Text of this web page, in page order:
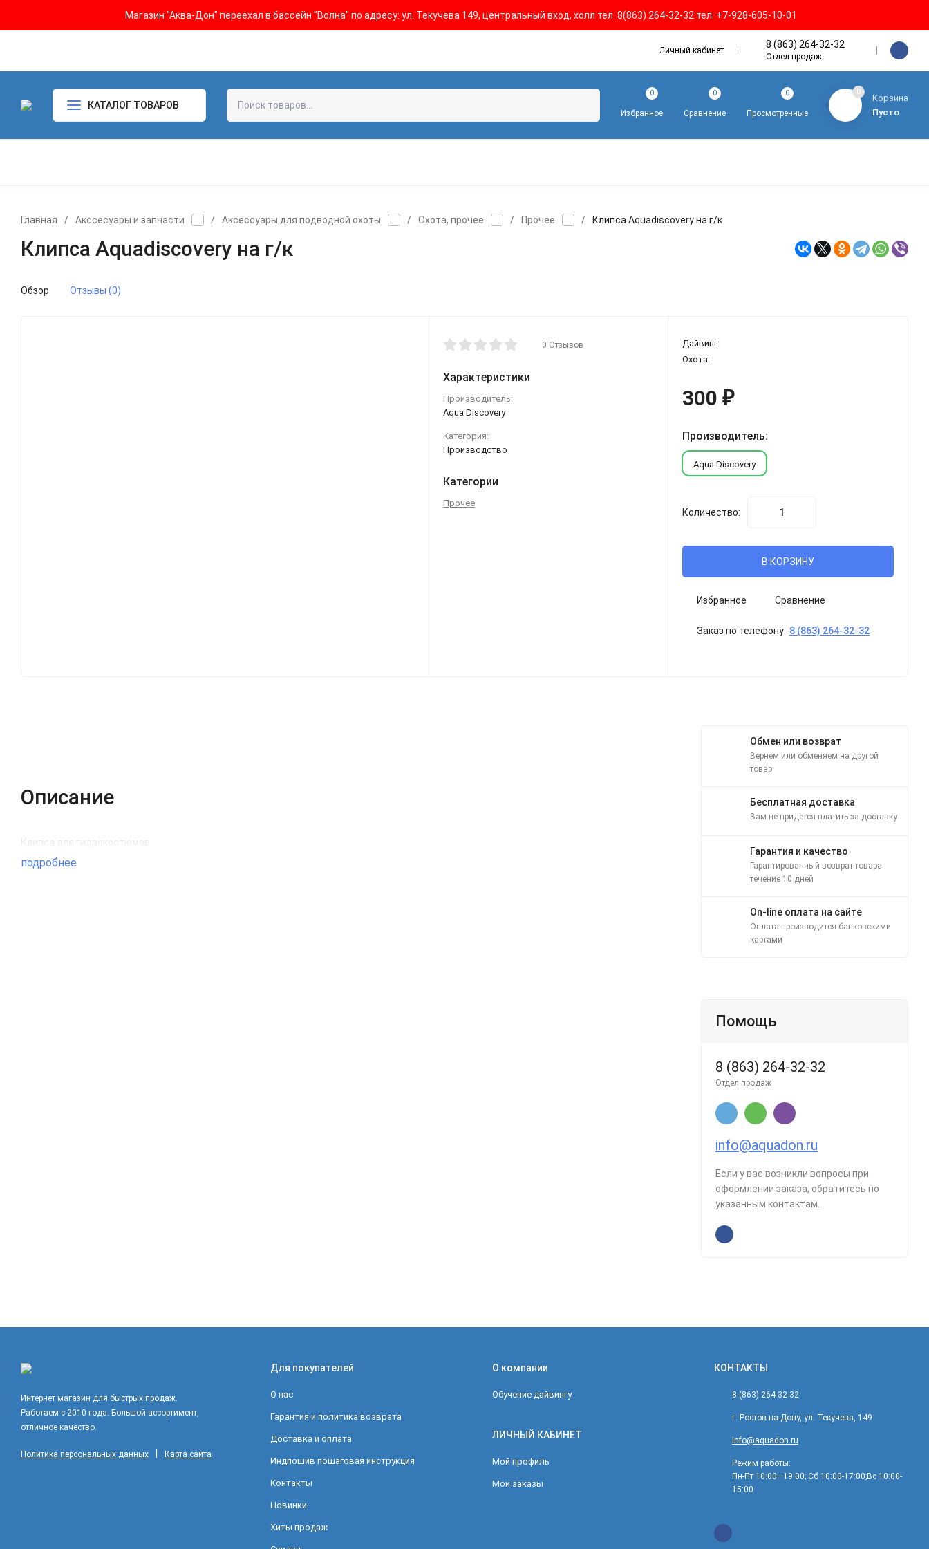
Магазин "Аква-Дон" переехал в бассейн "Волна" по адресу: ул. Текучева 149, центральный вход, холл тел. 8(863) 264-32-32 тел. +7-928-605-10-01
Личный кабинет
8 (863) 264-32-32
Отдел продаж
КАТАЛОГ ТОВАРОВ
Избранное
0
Сравнение
0
Просмотренные
0 0
Корзина
Пусто
Главная / Акссесуары и запчасти / Аксессуары для подводной охоты / Охота, прочее / Прочее / Клипса Aquadiscovery на г/к
Клипса Aquadiscovery на г/к
Обзор Отзывы (0)
0 Отзывов
Характеристики
Производитель:
Aqua Discovery
Категория:
Производство
Категории
Прочее
Дайвинг:
Охота:
300 ₽
Производитель:
Aqua Discovery
Количество:
В КОРЗИНУ
Избранное Сравнение
Заказ по телефону: 8 (863) 264-32-32
Описание
Клипса для гидрокостюмов.
подробнее
Обмен или возврат
Вернем или обменяем на другой
товар
Бесплатная доставка
Вам не придется платить за доставку
Гарантия и качество
Гарантированный возврат товара
течение 10 дней
On-line оплата на сайте
Оплата производится банковскими
картами
Помощь
8 (863) 264-32-32
Отдел продаж
info@aquadon.ru
Если у вас возникли вопросы при
оформлении заказа, обратитесь по
указанным контактам.
Интернет магазин для быстрых продаж.
Работаем с 2010 года. Большой ассортимент,
отличное качество.
Политика персональных данных Карта сайта
Для покупателей
О нас
Гарантия и политика возврата
Доставка и оплата
Индпошив пошаговая инструкция
Контакты
Новинки
Хиты продаж
О компании
Обучение дайвингу
ЛИЧНЫЙ КАБИНЕТ
Мой профиль
Мои заказы
КОНТАКТЫ
8 (863) 264-32-32
г. Ростов-на-Дону, ул. Текучева, 149
info@aquadon.ru
Режим работы:
Пн-Пт 10:00—19:00; Сб 10:00-17:00;Вс 10:00-
15:00